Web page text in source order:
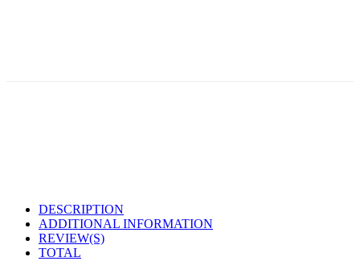
DESCRIPTION
ADDITIONAL INFORMATION
REVIEW(S)
TOTAL